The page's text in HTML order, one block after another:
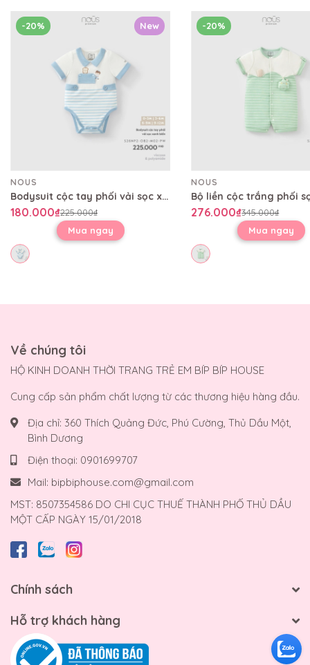
New
-20%
NOUS
Bodysuit cộc tay phối vải sọc xanh biển
180.000₫225.000₫
Mua ngay
-20%
NOUS
276.000₫345.000₫
Mua ngay
Về chúng tôi
HỘ KINH DOANH THỜI TRANG TRẺ EM BÍP BÍP HOUSE
Cung cấp sản phẩm chất lượng từ các thương hiệu hàng đầu.
Địa chỉ: 360 Thích Quảng Đức, Phú Cường, Thủ Dầu Một,
Bình Dương
Điện thoại: 0901699707
Mail: bipbiphouse.com@gmail.com
MST: 8507354586 DO CHI CỤC THUẾ THÀNH PHỐ THỦ DẦU
MỘT CẤP NGÀY 15/01/2018
Chính sách
Hỗ trợ khách hàng